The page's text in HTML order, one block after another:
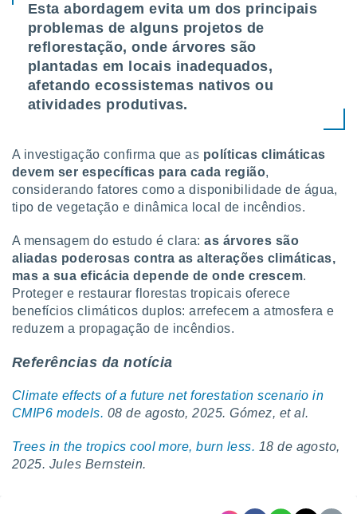
Esta abordagem evita um dos principais
problemas de alguns projetos de
reflorestação, onde árvores são
plantadas em locais inadequados,
afetando ecossistemas nativos ou
atividades produtivas.
A investigação confirma que as políticas climáticas
devem ser específicas para cada região,
considerando fatores como a disponibilidade de água,
tipo de vegetação e dinâmica local de incêndios.
A mensagem do estudo é clara:as árvores são
aliadas poderosas contra as alterações climáticas,
mas a sua eficácia depende de onde crescem.
Proteger e restaurar florestas tropicais oferece
benefícios climáticos duplos: arrefecem a atmosfera e
reduzem a propagação de incêndios.
Referências da notícia
Climate effects of a future net forestation scenario in
CMIP6 models. 08 de agosto, 2025.Gómez, et al.
Trees in the tropics cool more, burn less. 18 de agosto,
2025. Jules Bernstein.